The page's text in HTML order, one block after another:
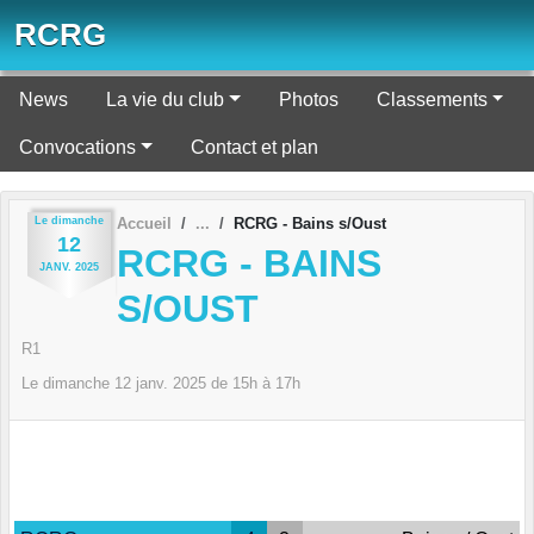
RCRG
News La vie du club Photos Classements
Convocations Contact et plan
Le dimanche
12
JANV. 2025
Accueil RCRG - Bains s/Oust
RCRG - BAINS
S/OUST
R1
Le dimanche 12 janv. 2025 de 15h à 17h